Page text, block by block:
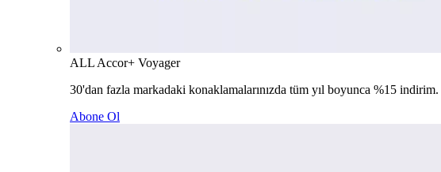
ALL Accor+ Voyager
30'dan fazla markadaki konaklamalarınızda tüm yıl boyunca %15 indirim.
Abone Ol